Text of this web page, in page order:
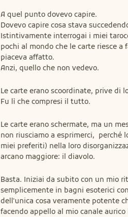
A quel punto dovevo capire.
Dovevo capire cosa stava
Istintivamente interrogai i miei
pochi al mondo che le carte riesce
piaceva affatto.
Anzi, quello che non vedevo.
Le carte erano scoordinate, prive di
Fu lì che compresi il tutto.
Le carte erano schermate, ma un
non riusciamo a esprimerci,  perché
miei preferiti) nella loro
arcano maggiore: il diavolo.
Basta. Iniziai da subito con un mio
semplicemente in bagni esoterici
dell'unica cosa veramente potente
facendo appello al mio canale